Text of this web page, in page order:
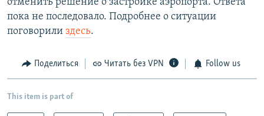
отменить решение о застройке аэропорта. Ответа
пока не последовало. Подробнее о ситуации
поговорили здесь.
Поделиться Читать без VPN Follow us
This item is part of